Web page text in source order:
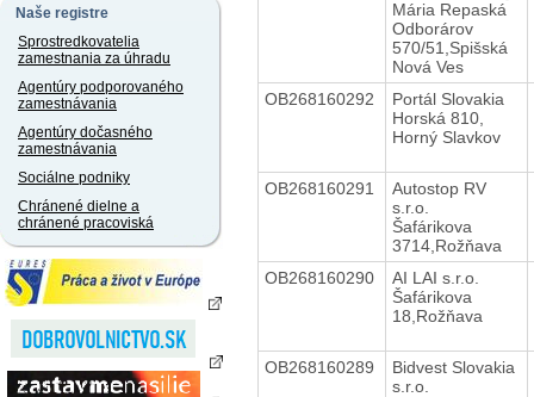
Naše registre
Sprostredkovatelia
zamestnania za úhradu
Agentúry podporovaného
zamestnávania
Agentúry dočasného
zamestnávania
Sociálne podniky
Chránené dielne a
chránené pracoviská
Mária Repaská
Odborárov
570/51,Spišská
Nová Ves
OB268160292
Portál Slovakia
Horská 810,
Horný Slavkov
OB268160291
Autostop RV
s.r.o.
Šafárikova
3714,Rožňava
OB268160290
AI LAI s.r.o.
Šafárikova
18,Rožňava
OB268160289
Bidvest Slovakia
s.r.o.